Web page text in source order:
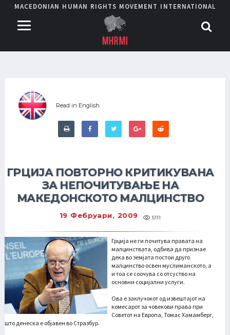
MACEDONIAN HUMAN RIGHTS MOVEMENT INTERNATIONAL
Read in English
ГРЦИЈА ПОВТОРНО КРИТИКУВАНА
ЗА НЕПОЧИТУВАЊЕ НА
МАКЕДОНСКОТО МАЛЦИНСТВО
19 Фебруари, 2009 5111
Грција не ги почитува правата на
малцинствата, одбива да признае
дека во земјата постои друго
малцинство освен муслиманското, а
и тоа се соочува со отсуство на
основни социјални услуги.
Ова е заклучокот од извештајот на
комесарот за човекови права при
Советот на Европа, Томас Хамамберг,
што денеска е објавен во Стразбур.